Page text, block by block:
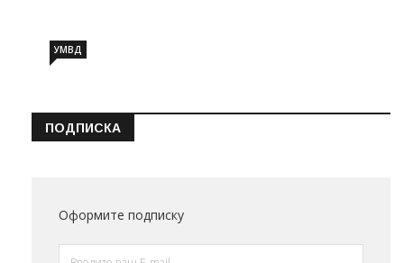
УМВД
ПОДПИСКА
Оформите подписку